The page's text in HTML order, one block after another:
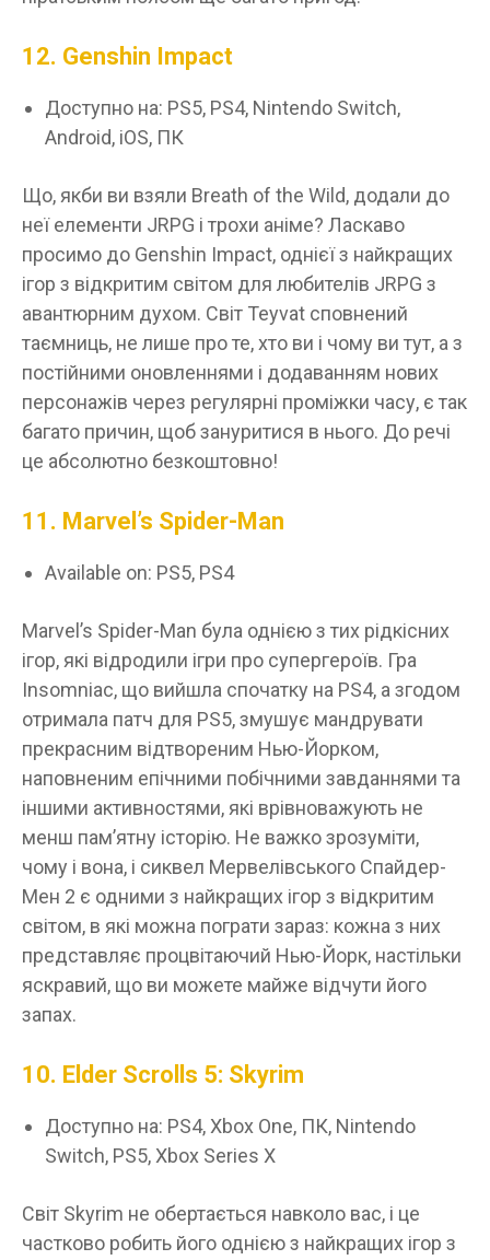
12. Genshin Impact
Доступно на: PS5, PS4, Nintendo Switch,
Android, iOS, ПК
Що, якби ви взяли Breath of the Wild, додали до
неї елементи JRPG і трохи аніме? Ласкаво
просимо до Genshin Impact, однієї з найкращих
ігор з відкритим світом для любителів JRPG з
авантюрним духом. Світ Teyvat сповнений
таємниць, не лише про те, хто ви і чому ви тут, а з
постійними оновленнями і додаванням нових
персонажів через регулярні проміжки часу, є так
багато причин, щоб зануритися в нього. До речі
це абсолютно безкоштовно!
11. Marvel’s Spider-Man
Available on: PS5, PS4
Marvel’s Spider-Man була однією з тих рідкісних
ігор, які відродили ігри про супергероїв. Гра
Insomniac, що вийшла спочатку на PS4, а згодом
отримала патч для PS5, змушує мандрувати
прекрасним відтвореним Нью-Йорком,
наповненим епічними побічними завданнями та
іншими активностями, які врівноважують не
менш пам’ятну історію. Не важко зрозуміти,
чому і вона, і сиквел Мервелівського Спайдер-
Мен 2 є одними з найкращих ігор з відкритим
світом, в які можна пограти зараз: кожна з них
представляє процвітаючий Нью-Йорк, настільки
яскравий, що ви можете майже відчути його
запах.
10. Elder Scrolls 5: Skyrim
Доступно на: PS4, Xbox One, ПК, Nintendo
Switch, PS5, Xbox Series X
Світ Skyrim не обертається навколо вас, і це
частково робить його однією з найкращих ігор з